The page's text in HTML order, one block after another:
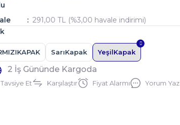
291,00 TL (%3,00 havale indirimi)
SarıKapak YeşilKapak
2 İş Gününde Kargoda
Tavsiye Et Karşılaştır Fiyat Alarmı Yorum Yaz